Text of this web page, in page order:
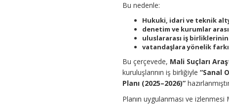
Bu nedenle:
Hukuki, idari ve teknik
denetim ve kurumlar
uluslararası iş
vatandaşlara yönelik
Bu çerçevede, Mali Suçları
kuruluşlarının iş birliğiyle“Sanal
Planı (2025–2026)”
Planın uygulanması ve